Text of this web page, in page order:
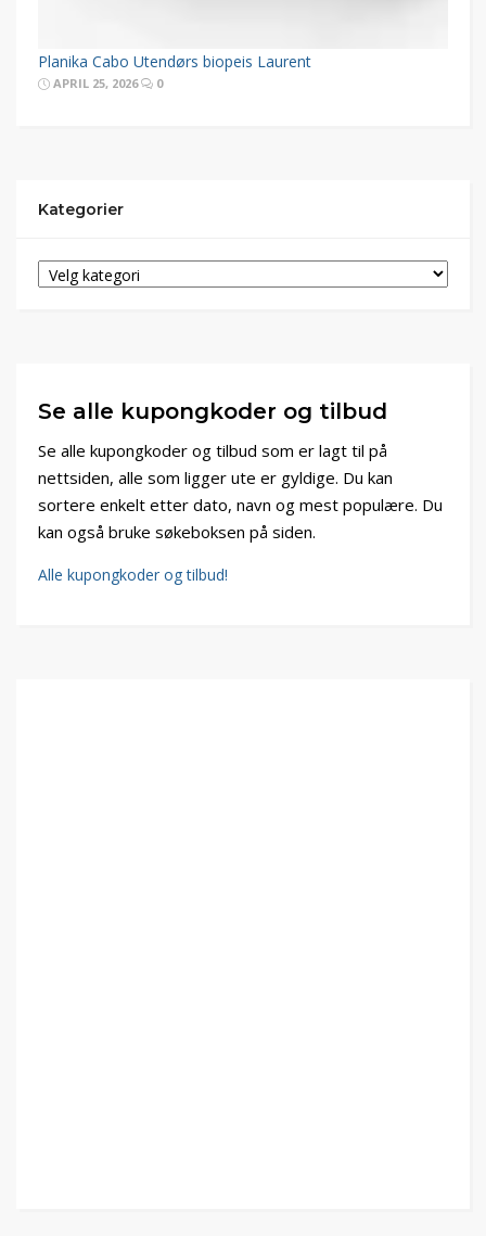
Planika Cabo Utendørs biopeis Laurent
APRIL 25, 2026 0
Kategorier
Se alle kupongkoder og tilbud
Se alle kupongkoder og tilbud som er lagt til på
nettsiden, alle som ligger ute er gyldige. Du kan
sortere enkelt etter dato, navn og mest populære. Du
kan også bruke søkeboksen på siden.
Alle kupongkoder og tilbud!